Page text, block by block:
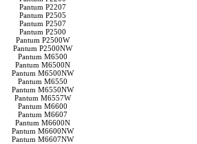
Pantum P2207
Pantum P2505
Pantum P2507
Pantum P2500
Pantum P2500W
Pantum P2500NW
Pantum M6500
Pantum M6500N
Pantum M6500NW
Pantum M6550
Pantum M6550NW
Pantum M6557W
Pantum M6600
Pantum M6607
Pantum M6600N
Pantum M6600NW
Pantum M6607NW